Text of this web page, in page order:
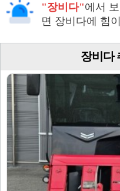
"장비다"에서
면 장비다에 힘
장비다